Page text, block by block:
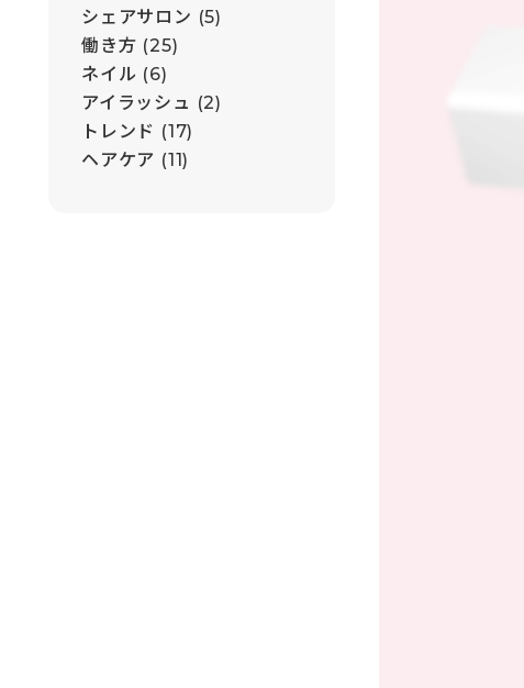
シェアサロン (5)
働き方 (25)
ネイル (6)
アイラッシュ (2)
トレンド (17)
ヘアケア (11)